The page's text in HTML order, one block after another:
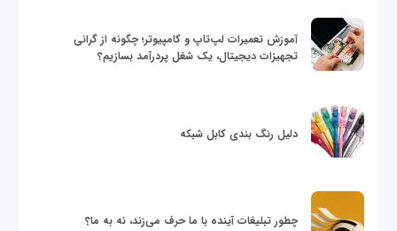
آموزش تعمیرات لپ‌تاپ و کامپیوتر؛ چگونه از گرانی
تجهیزات دیجیتال، یک شغل پردرآمد بسازیم؟
دلیل رنگ بندی کابل شبکه
چطور تبلیغات آینده با ما حرف می‌زند، نه به ما؟